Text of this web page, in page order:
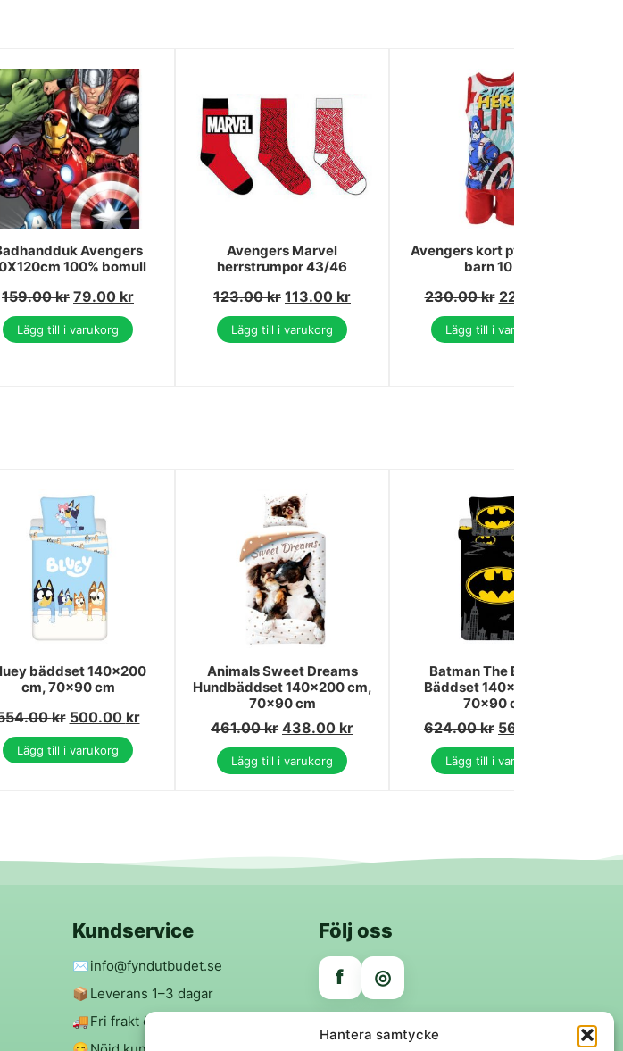
Hantera samtycke
Avengers
100% bomull
159.00kr 79.00 kr
Lägg till i varukorg
Avengers Marvel
herrstrumpor 43/46
123.00kr 113.00 kr
Lägg till i varukorg
Avengers kort pyjamas för
barn 10 år
230.00kr 220.00
Lägg till i varukorg
bäddset 140×200
cm, 70x90 cm
kr 500.00 kr
Lägg till i varukorg
Animals Sweet Dreams
Hundbäddset 140×200 cm,
70×90 cm
461.00kr 438.00 kr
Lägg till i varukorg
Batman The Emblem
Bäddset 140×200 cm,
70x90 cm
624.00kr 563.00
Lägg till i varukorg
Kundservice
✉️info@fyndutbudet.se
📦 Leverans 1–3 dagar
🚚Fri frakt över 299 kr
Följ oss
f ◎
Trygga betalningar